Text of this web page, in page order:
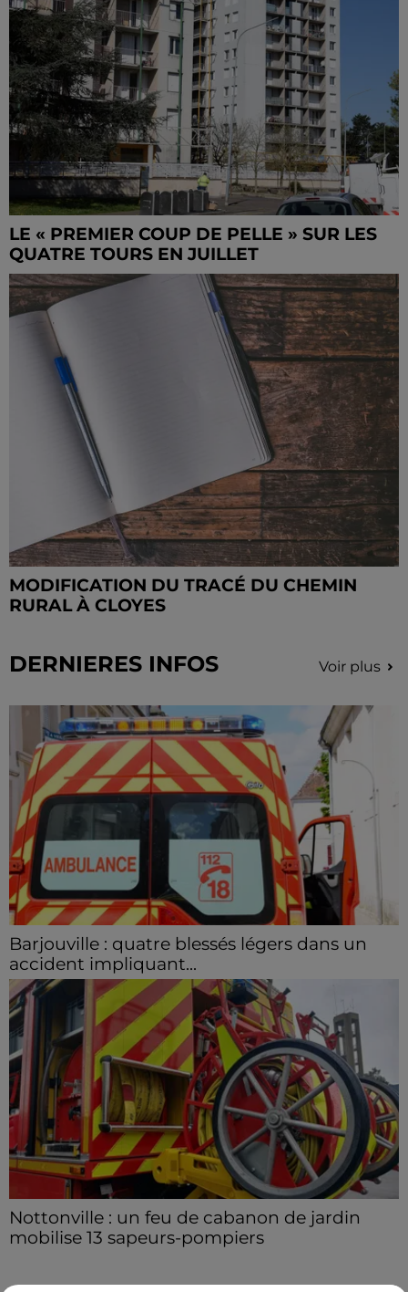
LE « PREMIER COUP DE PELLE » SUR LES
QUATRE TOURS EN JUILLET
MODIFICATION DU TRACÉ DU CHEMIN
RURAL À CLOYES
DERNIERES INFOS Voir plus
Barjouville : quatre blessés légers dans un
accident impliquant...
La circulation a été fortement perturbée ce samedi
après-midi sur la D910 à hauteur de Barjouville à la
suite d'une collision entre trois véhicules. Quatre...
Nottonville : un feu de cabanon de jardin
mobilise 13 sapeurs-pompiers